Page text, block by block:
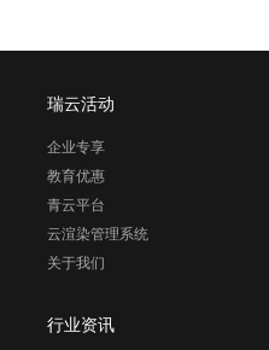
瑞云活动
企业专享
教育优惠
青云平台
云渲染管理系统
关于我们
行业资讯